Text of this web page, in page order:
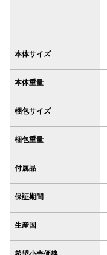
本体サイズ
本体重量
梱包サイズ
梱包重量
付属品
保証期間
生産国